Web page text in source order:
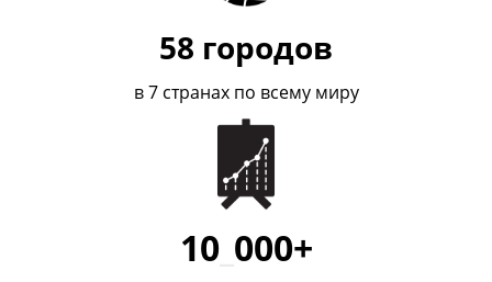
58 городов
в 7 странах по всему миру
10_ 000+